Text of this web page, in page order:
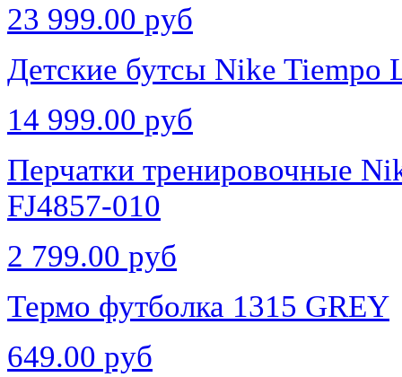
23 999.00 руб
Детские бутсы Nike Tiempo
14 999.00 руб
Перчатки тренировочные
FJ4857-010
2 799.00 руб
Термо футболка 1315 GREY
649.00 руб